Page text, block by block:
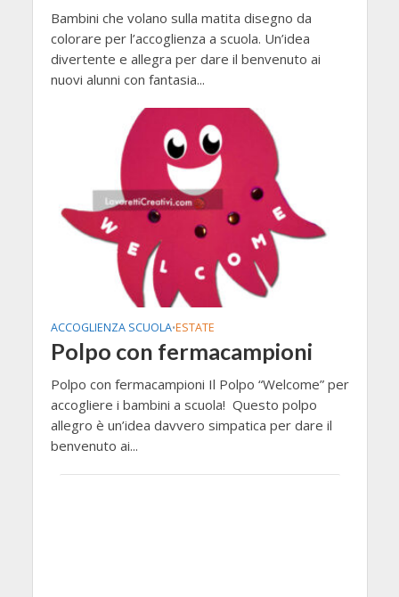
Bambini che volano sulla matita disegno da
colorare per l’accoglienza a scuola. Un’idea
divertente e allegra per dare il benvenuto ai
nuovi alunni con fantasia...
ACCOGLIENZA SCUOLA•ESTATE
Polpo con fermacampioni
Polpo con fermacampioni Il Polpo “Welcome” per
accogliere i bambini a scuola! Questo polpo
allegro è un’idea davvero simpatica per dare il
benvenuto ai...